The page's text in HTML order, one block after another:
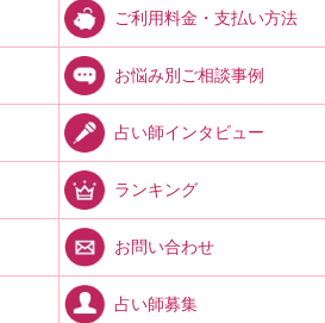
ご利用料金・支払い方法
お悩み別ご相談事例
占い師インタビュー
ランキング
お問い合わせ
占い師募集